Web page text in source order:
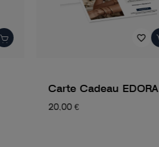
favorite_border
Carte Cadeau EDORA
20,00 €